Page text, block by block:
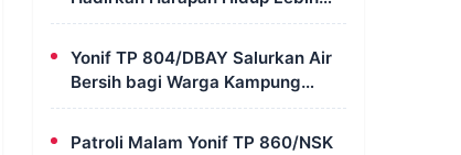
Layak dan Sehat Bagi Warga
Kampung Wanam
Yonif TP 804/DBAY Salurkan Air
Bersih bagi Warga Kampung
Waharia yang Mengalami Krisis
Patroli Malam Yonif TP 860/NSK